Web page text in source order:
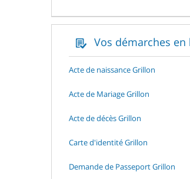
Vos démarches en
Acte de naissance Grillon
Acte de Mariage Grillon
Acte de décès Grillon
Carte d'identité Grillon
Demande de Passeport Grillon